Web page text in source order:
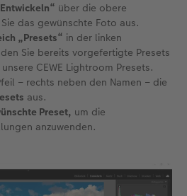
über die obere
das gewünschte Foto aus.
„Presets“ in der linken
Sie bereits vorgefertigte Presets
CEWE Lightroom Presets.
– rechts neben den Namen – die
aus.
Preset, um die
anzuwenden.